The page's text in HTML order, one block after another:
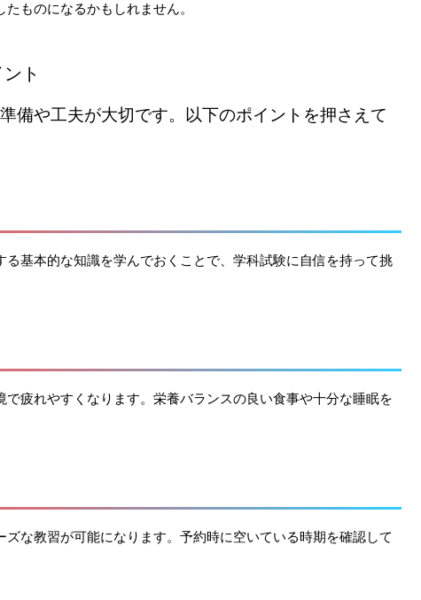
ものになるかもしれません。
ト
備や工夫が大切です。以下のポイントを押さえて
基本的な知識を学んでおくことで、学科試験に自信を持って挑
疲れやすくなります。栄養バランスの良い食事や十分な睡眠を
な教習が可能になります。予約時に空いている時期を確認して